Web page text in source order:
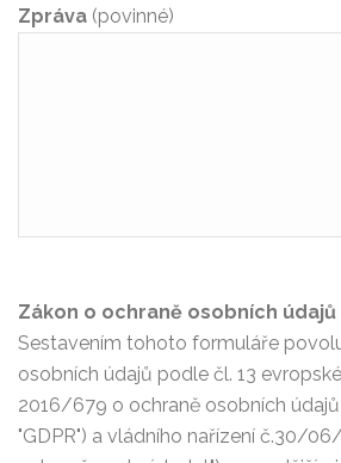
Zpráva (povinné)
Zákon o ochraně osobních údajů
Sestavením tohoto formuláře
osobních údajů podle čl. 13
2016/679 o ochraně osobních údajů
"GDPR") a vládního nařízení č.30/